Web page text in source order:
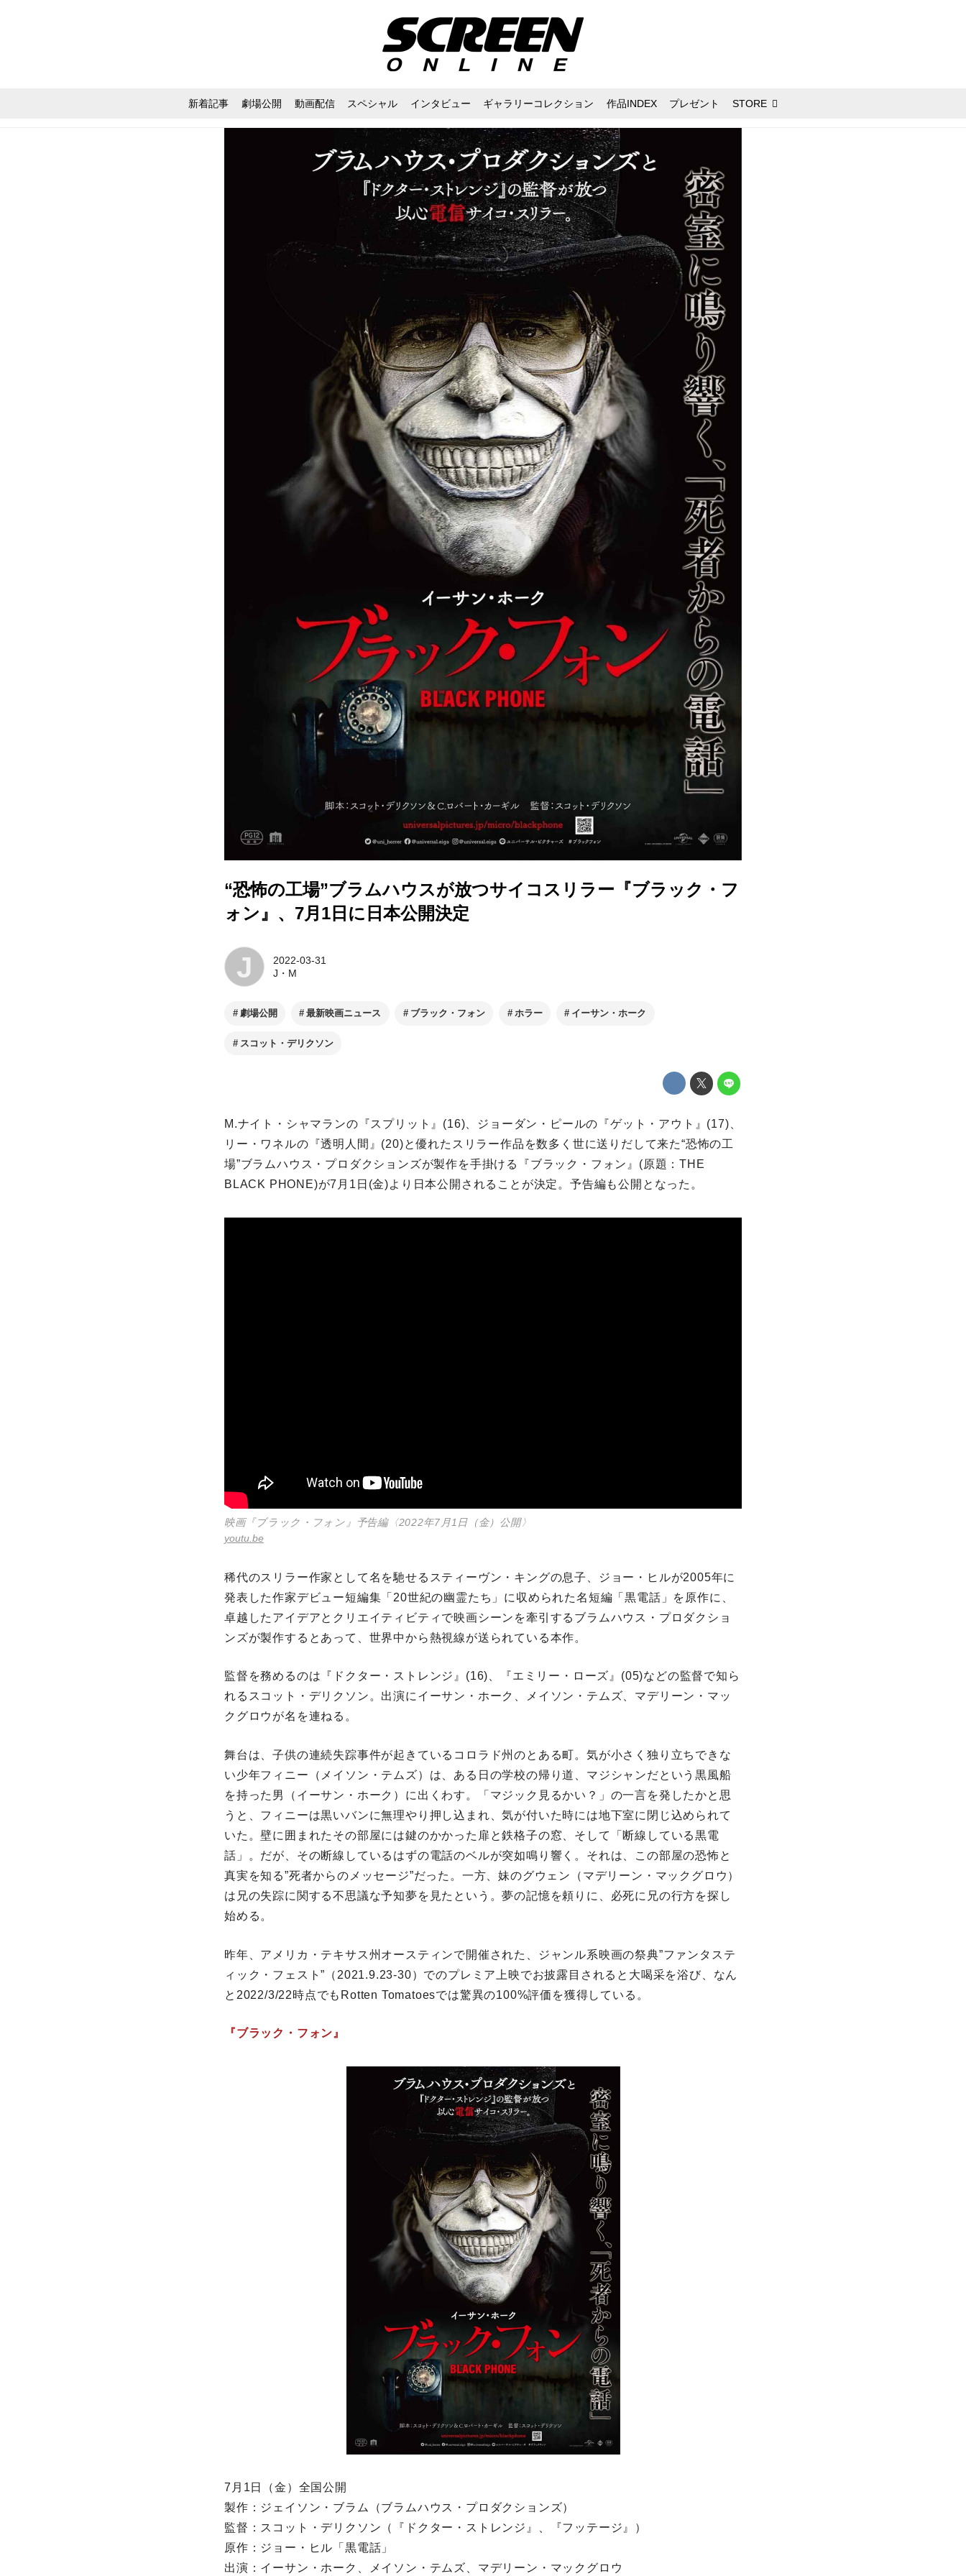
新着記事 劇場公開 動画配信 スペシャル インタビュー ギャラリーコレクション 作品INDEX プレゼント STORE
“恐怖の工場”ブラムハウスが放つサイコスリラー『ブラック・フ
ォン』、7月1日に日本公開決定
J
2022-03-31
J・M
劇場公開 最新映画ニュース ブラック・フォン ホラー イーサン・ホーク
スコット・デリクソン
M.ナイト・シャマランの『スプリット』(16)、ジョーダン・ピールの『ゲット・アウト』(17)、
リー・ワネルの『透明人間』(20)と優れたスリラー作品を数多く世に送りだして来た“恐怖の工
場”ブラムハウス・プロダクションズが製作を手掛ける『ブラック・フォン』(原題：THE
BLACK PHONE)が7月1日(金)より日本公開されることが決定。予告編も公開となった。
映画『ブラック・フォン』予告編〈2022年7月1日（金）公開〉
youtu.be
稀代のスリラー作家として名を馳せるスティーヴン・キングの息子、ジョー・ヒルが2005年に
発表した作家デビュー短編集「20世紀の幽霊たち」に収められた名短編「黒電話」を原作に、
卓越したアイデアとクリエイティビティで映画シーンを牽引するブラムハウス・プロダクショ
ンズが製作するとあって、世界中から熱視線が送られている本作。
監督を務めるのは『ドクター・ストレンジ』(16)、『エミリー・ローズ』(05)などの監督で知ら
れるスコット・デリクソン。出演にイーサン・ホーク、メイソン・テムズ、マデリーン・マッ
クグロウが名を連ねる。
舞台は、子供の連続失踪事件が起きているコロラド州のとある町。気が小さく独り立ちできな
い少年フィニー（メイソン・テムズ）は、ある日の学校の帰り道、マジシャンだという黒風船
を持った男（イーサン・ホーク）に出くわす。「マジック見るかい？」の一言を発したかと思
うと、フィニーは黒いバンに無理やり押し込まれ、気が付いた時には地下室に閉じ込められて
いた。壁に囲まれたその部屋には鍵のかかった扉と鉄格子の窓、そして「断線している黒電
話」。だが、その断線しているはずの電話のベルが突如鳴り響く。それは、この部屋の恐怖と
真実を知る”死者からのメッセージ”だった。一方、妹のグウェン（マデリーン・マックグロウ）
は兄の失踪に関する不思議な予知夢を見たという。夢の記憶を頼りに、必死に兄の行方を探し
始める。
昨年、アメリカ・テキサス州オースティンで開催された、ジャンル系映画の祭典”ファンタステ
ィック・フェスト”（2021.9.23-30）でのプレミア上映でお披露目されると大喝采を浴び、なん
と2022/3/22時点でもRotten Tomatoesでは驚異の100%評価を獲得している。
『ブラック・フォン』
7月1日（金）全国公開
製作：ジェイソン・ブラム（ブラムハウス・プロダクションズ）
監督：スコット・デリクソン（『ドクター・ストレンジ』、『フッテージ』）
原作：ジョー・ヒル「黒電話」
出演：イーサン・ホーク、メイソン・テムズ、マデリーン・マックグロウ